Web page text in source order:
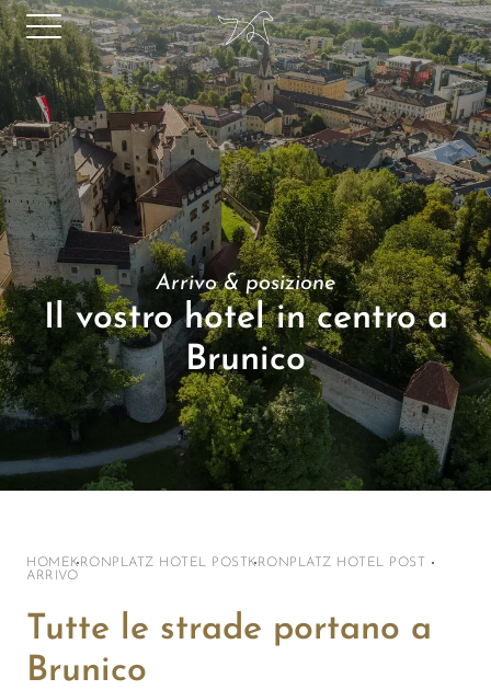
Arrivo & posizione
Il vostro hotel in centro a
Brunico
HOME KRONPLATZ HOTEL POST
KRONPLATZ HOTEL POST
ARRIVO
Tutte le strade portano a
Brunico